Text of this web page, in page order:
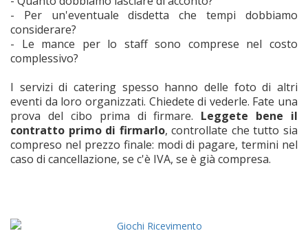
- Per un'eventuale disdetta che tempi dobbiamo
considerare?
- Le mance per lo staff sono comprese nel costo
complessivo?
I servizi di catering spesso hanno delle foto di altri
eventi da loro organizzati. Chiedete di vederle. Fate una
prova del cibo prima di firmare. Leggete bene il
contratto primo di firmarlo, controllate che tutto sia
compreso nel prezzo finale: modi di pagare, termini nel
caso di cancellazione, se c'è IVA, se è già compresa.